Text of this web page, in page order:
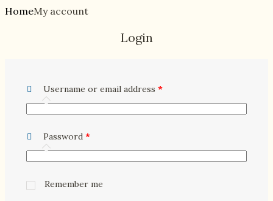
HomeMy account
Login
Username or email address *
Password *
Remember me